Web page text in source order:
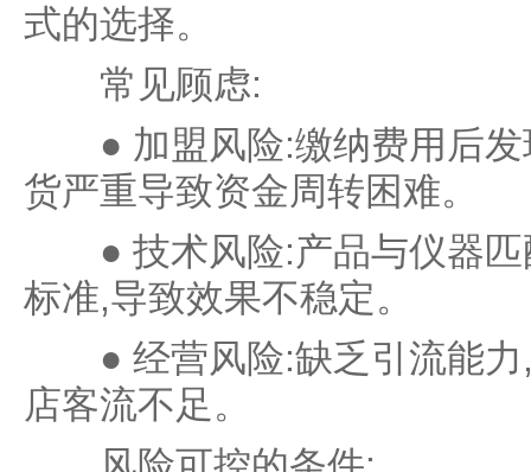
式的选择。
常见顾虑:
● 加盟风险:缴纳费用后发
货严重导致资金周转困难。
● 技术风险:产品与仪器匹
标准,导致效果不稳定。
● 经营风险:缺乏引流能力,
店客流不足。